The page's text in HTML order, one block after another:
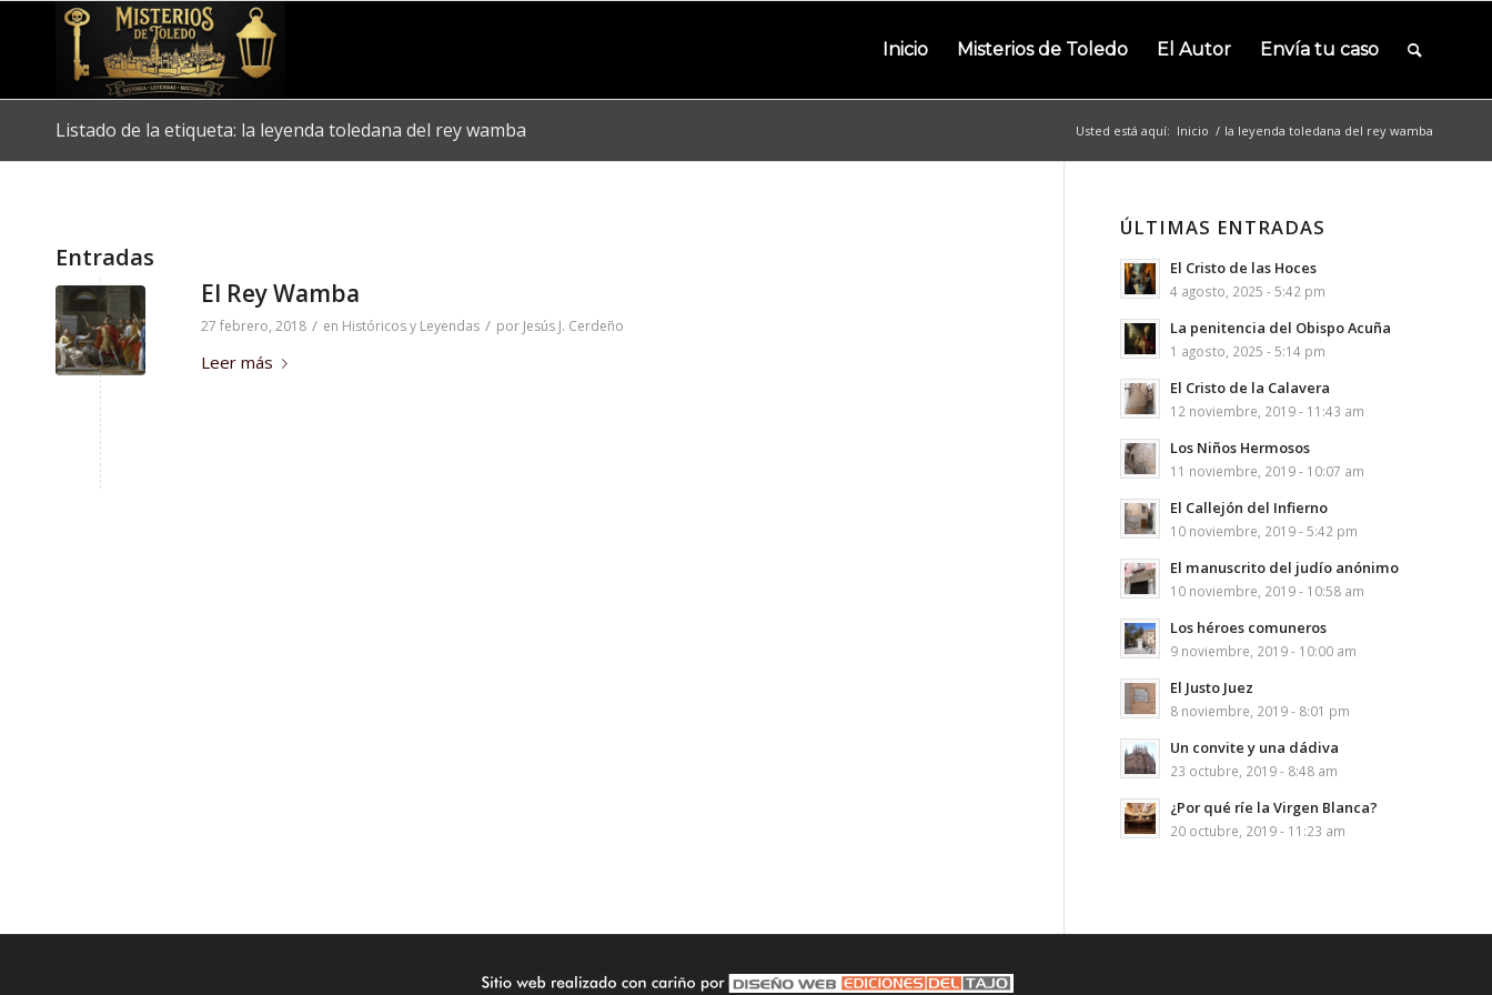
Inicio Misterios de Toledo El Autor Envía tu caso
Listado de la etiqueta: la leyenda toledana del rey wamba Usted está aquí: Inicio / la leyenda toledana del rey wamba
Entradas
El Rey Wamba
27 febrero, 2018 / en Históricos y Leyendas / por Jesús J. Cerdeño
Leer más
ÚLTIMAS ENTRADAS
El Cristo de las Hoces
4 agosto, 2025 - 5:42 pm
La penitencia del Obispo Acuña
1 agosto, 2025 - 5:14 pm
El Cristo de la Calavera
12 noviembre, 2019 - 11:43 am
Los Niños Hermosos
11 noviembre, 2019 - 10:07 am
El Callejón del Infierno
10 noviembre, 2019 - 5:42 pm
El manuscrito del judío anónimo
10 noviembre, 2019 - 10:58 am
Los héroes comuneros
9 noviembre, 2019 - 10:00 am
El Justo Juez
8 noviembre, 2019 - 8:01 pm
Un convite y una dádiva
23 octubre, 2019 - 8:48 am
¿Por qué ríe la Virgen Blanca?
20 octubre, 2019 - 11:23 am